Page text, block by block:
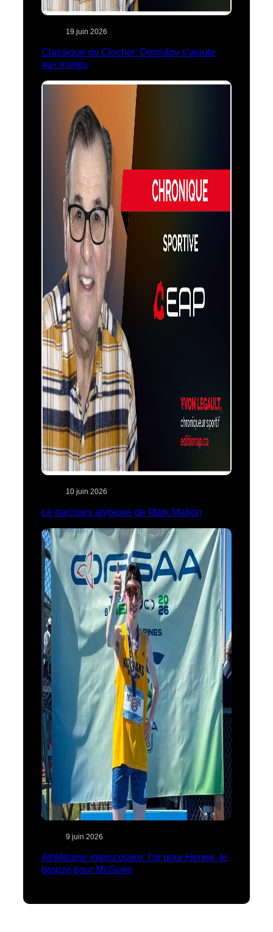
19 juin 2026
Classique du Clocher: Demidov s’ajoute
aux invités
10 juin 2026
Le parcours atypique de Mark Mahon
9 juin 2026
Athlétisme interscolaire: l’or pour Henrie, le
bronze pour McGuire